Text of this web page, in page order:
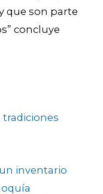
que son parte
concluye
tradiciones
inventario